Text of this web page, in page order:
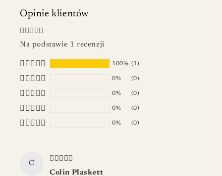
Opinie klientów
Na podstawie 1 recenzji
100% (1)
0% (0)
0% (0)
0% (0)
0% (0)
C
Colin Plaskett